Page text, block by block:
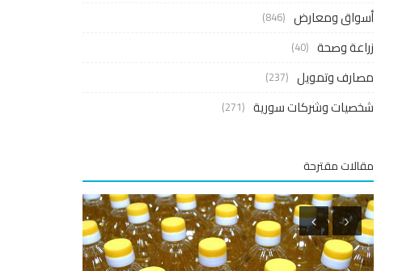
أسواق ومعارض (846)
زراعة وصحة (40)
مصارف وتمويل (237)
شخصيات وشركات سورية (271)
مقالات مقترحة